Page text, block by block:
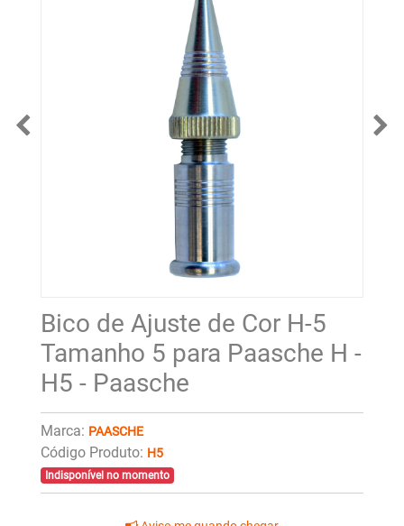
Bico de Ajuste de Cor H-5
Tamanho 5 para Paasche H -
H5 - Paasche
Marca: PAASCHE
Código Produto: H5
Indisponível no momento